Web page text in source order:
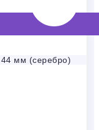
мм (серебро)